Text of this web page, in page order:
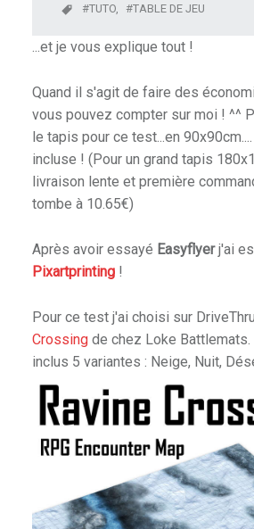
U
I
N
E
E
T
D
H
O
B
Y
.
TUTO,
TABLE DE JEU
...et je vous explique tout !
Quand il s'agit de faire des
vous pouvez compter sur moi ! ^^
le tapis pour ce test...en
incluse ! (Pour un grand tapis
livraison lente et première
tombe à 10.65€)
Après avoir essayé Easyflyerj'ai
Pixartprinting!
Pour ce test j'ai choisi sur
Crossingde chez Loke Battlemats.
inclus 5 variantes : Neige, Nuit,